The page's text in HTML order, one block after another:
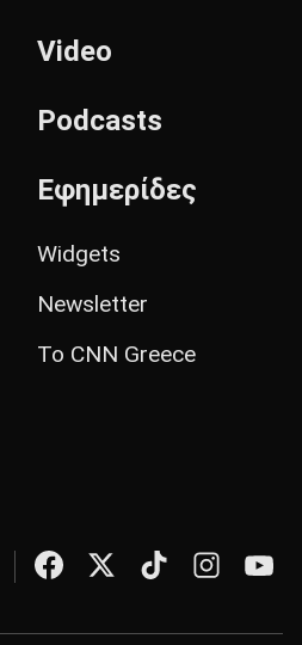
Video
Podcasts
Εφημερίδες
Widgets
Newsletter
Το CNN Greece